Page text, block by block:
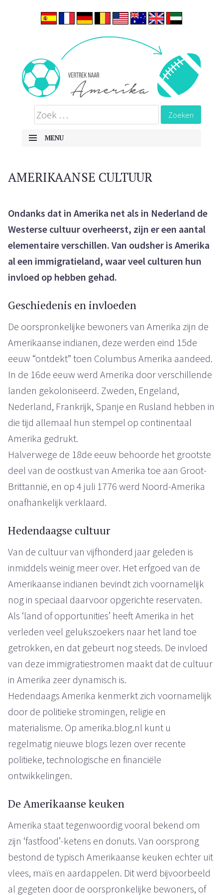
Vertrek naar Amerika
ALLES OVER EMIGREREN NAAR DE VERENIGDE STATEN
MENU
AMERIKAANSE CULTUUR
Ondanks dat in Amerika net als in Nederland de
Westerse cultuur overheerst, zijn er een aantal
elementaire verschillen. Van oudsher is Amerika
al een immigratieland, waar veel culturen hun
invloed op hebben gehad.
Geschiedenis en invloeden
De oorspronkelijke bewoners van Amerika zijn de
Amerikaanse indianen, deze werden eind 15de
eeuw “ontdekt” toen Columbus Amerika aandeed.
In de 16de eeuw werd Amerika door verschillende
landen gekoloniseerd. Zweden, Engeland,
Nederland, Frankrijk, Spanje en Rusland hebben in
die tijd allemaal hun stempel op continentaal
Amerika gedrukt.
Halverwege de 18de eeuw behoorde het grootste
deel van de oostkust van Amerika toe aan Groot-
Brittannië, en op 4 juli 1776 werd Noord-Amerika
onafhankelijk verklaard.
Hedendaagse cultuur
Van de cultuur van vijfhonderd jaar geleden is
inmiddels weinig meer over. Het erfgoed van de
Amerikaanse indianen bevindt zich voornamelijk
nog in speciaal daarvoor opgerichte reservaten.
Als ‘land of opportunities’ heeft Amerika in het
verleden veel gelukszoekers naar het land toe
getrokken, en dat gebeurt nog steeds. De invloed
van deze immigratiestromen maakt dat de cultuur
in Amerika zeer dynamisch is.
Hedendaags Amerika kenmerkt zich voornamelijk
door de politieke stromingen, religie en
materialisme. Op amerika.blog.nl kunt u
regelmatig nieuwe blogs lezen over recente
politieke, technologische en financiële
ontwikkelingen.
De Amerikaanse keuken
Amerika staat tegenwoordig vooral bekend om
zijn ‘fastfood’-ketens en donuts. Van oorsprong
bestond de typisch Amerikaanse keuken echter uit
vlees, maïs en aardappelen. Dit werd bijvoorbeeld
al gegeten door de oorspronkelijke bewoners, of